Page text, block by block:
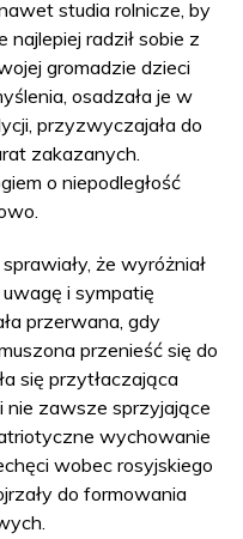
studia rolnicze, by
radził sobie z
gromadzie dzieci
osadzała je w
przyzwyczajała do
zakazanych.
o niepodległość
że wyróżniał
i sympatię
przerwana, gdy
przenieść się do
się przytłaczająca
nie zawsze sprzyjające
wychowanie
wobec rosyjskiego
do formowania